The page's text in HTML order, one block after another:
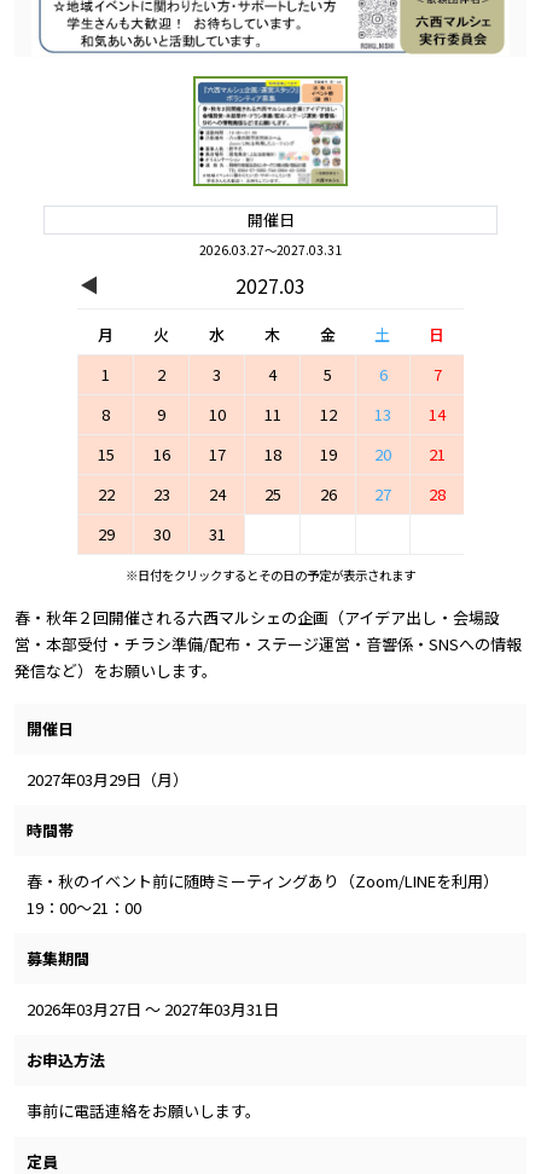
開催日
2026.03.27～2027.03.31
◀ 2027.03
月 火 水 木 金 土
日
1
2 3 4 5 6
7
8
9 10 11 12 13
14
15
16 17 18 19 20
21
22
23 24 25 26 27
28
29
30 31
※日付をクリックするとその日の予定が表示されます
春・秋年２回開催される六西マルシェの企画（アイデア出し・会場設
営・本部受付・チラシ準備/配布・ステージ運営・音響係・SNSへの情報
発信など）をお願いします。
開催日
2027年03月29日（月）
時間帯
春・秋のイベント前に随時ミーティングあり（Zoom/LINEを利用）
19：00～21：00
募集期間
2026年03月27日 ～ 2027年03月31日
お申込方法
事前に電話連絡をお願いします。
定員